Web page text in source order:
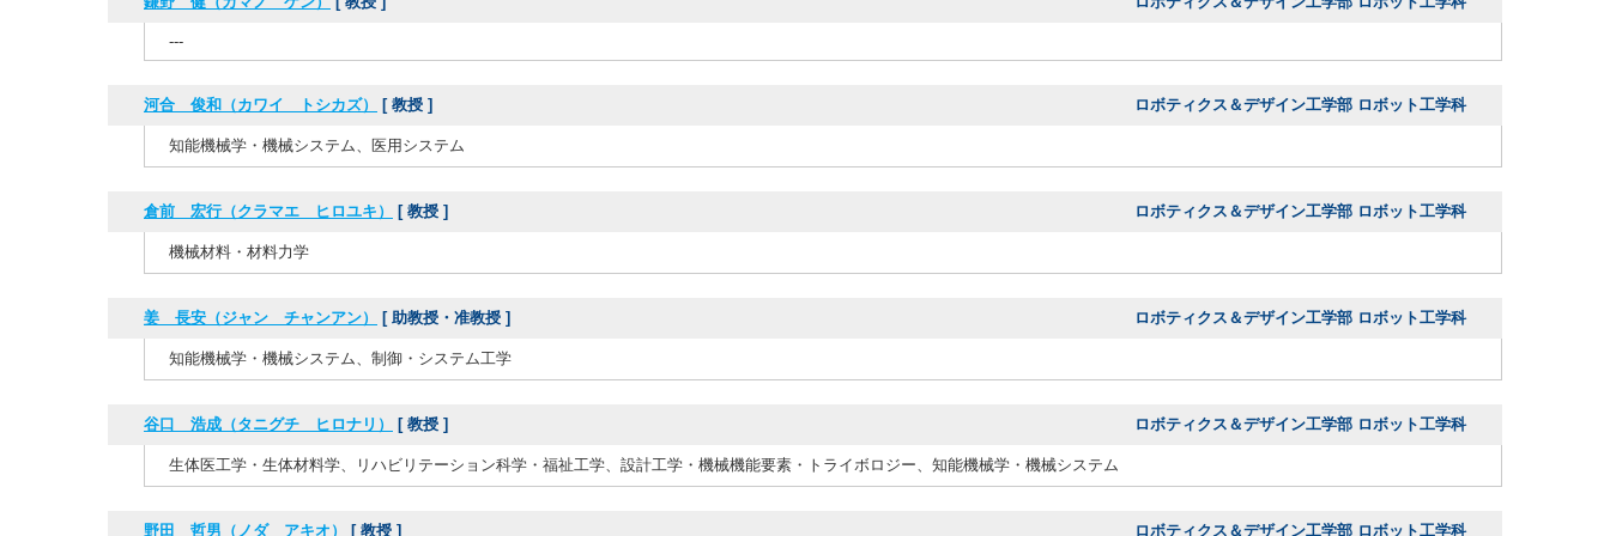
---
河合 俊和（カワイ トシカズ） [ 教授 ] ロボティクス＆デザイン工学部 ロボット工学科
知能機械学・機械システム、医用システム
倉前 宏行（クラマエ ヒロユキ） [ 教授 ] ロボティクス＆デザイン工学部 ロボット工学科
機械材料・材料力学
姜 長安（ジャン チャンアン） [ 助教授・准教授 ] ロボティクス＆デザイン工学部 ロボット工学科
知能機械学・機械システム、制御・システム工学
谷口 浩成（タニグチ ヒロナリ） [ 教授 ] ロボティクス＆デザイン工学部 ロボット工学科
生体医工学・生体材料学、リハビリテーション科学・福祉工学、設計工学・機械機能要素・トライボロジー、知能機械学・機械システム
野田 哲男（ノダ アキオ） [ 教授 ] ロボティクス＆デザイン工学部 ロボット工学科